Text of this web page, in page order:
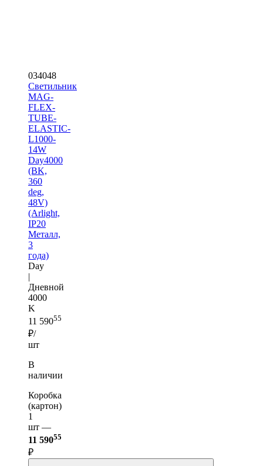
034048
Светильник
MAG-
FLEX-
TUBE-
ELASTIC-
L1000-
14W
Day4000
(BK,
360
deg,
48V)
(Arlight,
IP20
Металл,
3
года)
Day
|
Дневной
4000
K
11 59055
₽/
шт
В
наличии
Коробка
(картон)
1
шт —
11 59055
₽